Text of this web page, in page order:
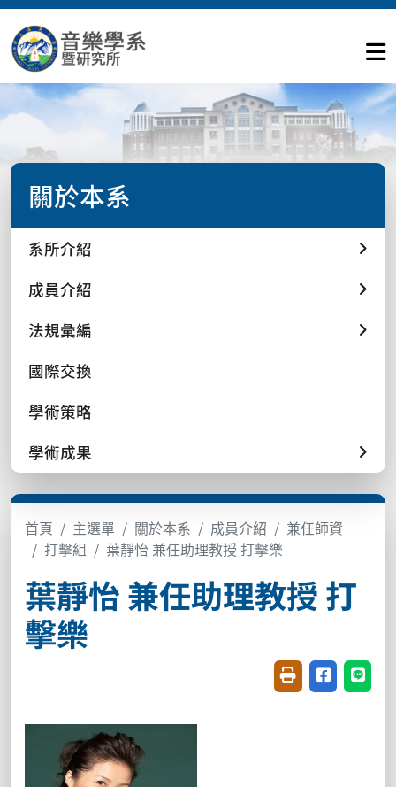
關於本系
系所介紹
成員介紹
法規彙編
國際交換
學術策略
學術成果
首頁 主選單 關於本系 成員介紹
兼任師資
打擊組
葉靜怡 兼任助理教授 打擊樂
葉靜怡 兼任助理教授 打
擊樂
友善列印(開新視
分享至臉書
分享